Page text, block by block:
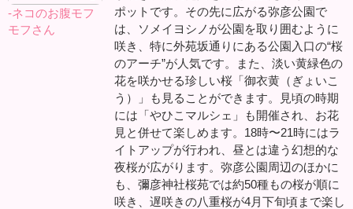
-ネコのお腹モフ
モフさん
ポットです。その先に広がる弥彦公園で
は、ソメイヨシノが公園を取り囲むように
咲き、特に外苑坂通りにある公園入口の“桜
のアーチ”が人気です。また、淡い黄緑色の
花を咲かせる珍しい桜「御衣黄（ぎょいこ
う）」も見ることができます。見頃の時期
には「やひこマルシェ」も開催され、お花
見と併せて楽しめます。18時〜21時にはラ
イトアップが行われ、昼とは違う幻想的な
夜桜が広がります。弥彦公園周辺のほかに
も、彌彦神社桜苑では約50種もの桜が順に
咲き、遅咲きの八重桜が4月下旬頃まで楽し